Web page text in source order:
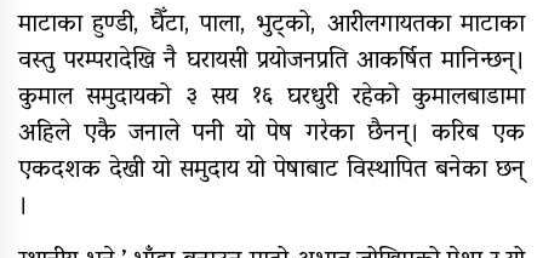
माटाका हुण्डी, घैँटा, पाला, भुट्को, आरीलगायतका माटाका
वस्तु परम्परादेखि नै घरायसी प्रयोजनप्रति आकर्षित मानिन्छन्।
कुमाल समुदायको ३ सय १६ घरधुरी रहेको कुमालबाडामा
अहिले एकै जनाले पनी यो पेष गरेका छैनन्। करिब एक
एकदशक देखी यो समुदाय यो पेषाबाट विस्थापित बनेका छन्
।